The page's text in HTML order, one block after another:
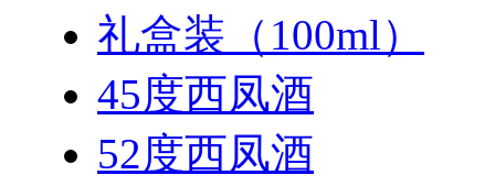
礼盒装（100ml）
45度西凤酒
52度西凤酒